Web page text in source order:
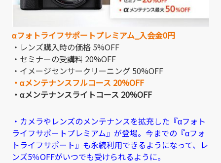
αフォトライフサポートプレミアム_入会金0円
・レンズ購入時の価格 5%OFF
・セミナーの受講料 20%OFF
・イメージセンサークリーニング 50%OFF
・αメンテナンスフルコース 20%OFF
・αメンテナンスライトコース 20%OFF
・カメラやレンズのメンテナンスを拡充した『αフォト
ライフサポートプレミアム』が登場。今までの『αフォ
トライフサポート』も永続利用できるようになって、レ
ンズ5％OFFがいつでも受けられるように。